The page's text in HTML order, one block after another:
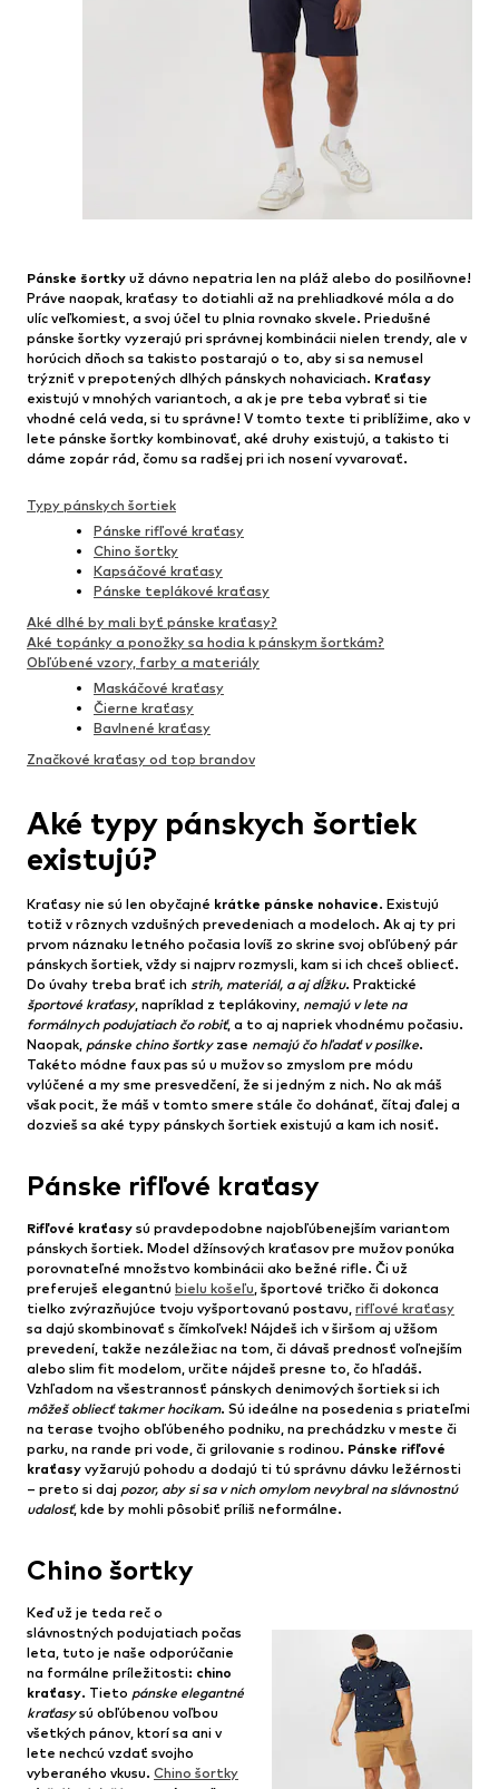
Pánske šortky už dávno nepatria len na pláž alebo do posilňovne!
Práve naopak, kraťasy to dotiahli až na prehliadkové móla a do
ulíc veľkomiest, a svoj účel tu plnia rovnako skvele. Priedušné
pánske šortky vyzerajú pri správnej kombinácii nielen trendy, ale v
horúcich dňoch sa takisto postarajú o to, aby si sa nemusel
trýzniť v prepotených dlhých pánskych nohaviciach. Kraťasy
existujú v mnohých variantoch, a ak je pre teba vybrať si tie
vhodné celá veda, si tu správne! V tomto texte ti priblížime, ako v
lete pánske šortky kombinovať, aké druhy existujú, a takisto ti
dáme zopár rád, čomu sa radšej pri ich nosení vyvarovať.
Typy pánskych šortiek
Pánske rifľové kraťasy
Chino šortky
Kapsáčové kraťasy
Pánske teplákové kraťasy
Aké dlhé by mali byť pánske kraťasy?
Aké topánky a ponožky sa hodia k pánskym šortkám?
Obľúbené vzory, farby a materiály
Maskáčové kraťasy
Čierne kraťasy
Bavlnené kraťasy
Značkové kraťasy od top brandov
Aké typy pánskych šortiek
existujú?
Kraťasy nie sú len obyčajné krátke pánske nohavice. Existujú
totiž v rôznych vzdušných prevedeniach a modeloch. Ak aj ty pri
prvom náznaku letného počasia lovíš zo skrine svoj obľúbený pár
pánskych šortiek, vždy si najprv rozmysli, kam si ich chceš obliecť.
Do úvahy treba brať ich strih, materiál, a aj dĺžku. Praktické
športové kraťasy, napríklad z teplákoviny, nemajú v lete na
formálnych podujatiach čo robiť, a to aj napriek vhodnému počasiu.
Naopak, pánske chino šortkyzase nemajú čo hľadať v posilke.
Takéto módne faux pas sú u mužov so zmyslom pre módu
vylúčené a my sme presvedčení, že si jedným z nich. No ak máš
však pocit, že máš v tomto smere stále čo dohánať, čítaj ďalej a
dozvieš sa aké typy pánskych šortiek existujú a kam ich nosiť.
Pánske rifľové kraťasy
Rifľové kraťasy sú pravdepodobne najobľúbenejším variantom
pánskych šortiek. Model džínsových kraťasov pre mužov ponúka
porovnateľné množstvo kombinácii ako bežné rifle. Či už
preferuješ elegantnú bielu košeľu, športové tričko či dokonca
tielko zvýrazňujúce tvoju vyšportovanú postavu, rifľové kraťasy
sa dajú skombinovať s čímkoľvek! Nájdeš ich v širšom aj užšom
prevedení, takže nezáležiac na tom, či dávaš prednosť voľnejším
alebo slim fit modelom, určite nájdeš presne to, čo hľadáš.
Vzhľadom na všestrannosť pánskych denimových šortiek si ich
môžeš obliecť takmer hocikam. Sú ideálne na posedenia s priateľmi
na terase tvojho obľúbeného podniku, na prechádzku v meste či
parku, na rande pri vode, či grilovanie s rodinou. Pánske rifľové
kraťasy vyžarujú pohodu a dodajú ti tú správnu dávku ležérnosti
– preto si daj pozor, aby si sa v nich omylom nevybral na slávnostnú
udalosť, kde by mohli pôsobiť príliš neformálne.
Chino šortky
Keď už je teda reč o
slávnostných podujatiach počas
leta, tuto je naše odporúčanie
na formálne príležitosti: chino
kraťasy. Tieto pánske elegantné
kraťasysú obľúbenou voľbou
všetkých pánov, ktorí sa ani v
lete nechcú vzdať svojho
vyberaného vkusu. Chino šortky